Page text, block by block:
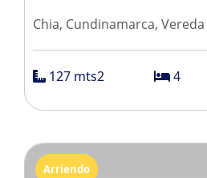
Chia, Cundinamarca, Vereda
127 mts2 4
Arriendo